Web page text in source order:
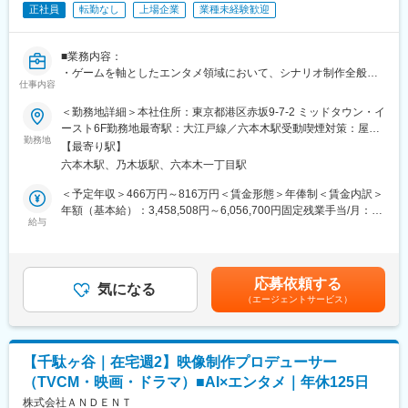
す。（別途規定あり）
【在宅勤務】
当社は出社と在宅勤務のハイブリッドな働き方を実現していま
す。特に、ゲーム開発職においてはワークステーションを自宅に
送り、遠隔で快適にゲーム開発ができる環境を整備いたしまし
一部開発職については必要に応じて出社していますが業務改善や
効率化、ミーティングの方法を工夫し、継続して在宅勤務を行っ
ている社員が多いです。
1960年設立の当社は、国内で先駆けとなったジュークボックス
「セガ1000」を皮切りに、「ソニック」「UFOキャッチャー」
なお客様の体験価値を創造し続けています。
変更の範囲：会社の定める業務
正社員 転勤なし 上場企業 業種未経験歓迎
仕事内容
■業務内容：
・ゲームを軸としたエンタメ領域において、シナリオ制作全般を
・「新しいエンターテインメントを作り続ける」をビジョンに掲
げるコロプラにおいて、シナリオ・コンセプトメイキングは最も
重要な要素のひとつです。世界観やキャラクター設定の構築か
ら、新規イベント企画の立案、追加ストーリーの執筆、スクリプ
ト化まで、お持ちのスキルに応じて幅広く携わっていただきま
す。
・シナリオディレクション・監修
・音声ディレクション
（https://pinmark.colopl.co.jp/entries/70929171?
■こんな方におすすめ：
勤務地
＜勤務地詳細＞本社住所：東京都港区赤坂9-7-2 ミッドタウン・イ
ースト6F勤務地最寄駅：大江戸線／六本木駅受動喫煙対策：屋内
全面禁煙変更の範囲：会社の定める事業所（リモートワーク含
む）
【最寄り駅】
六本木駅、乃木坂駅、六本木一丁目駅
給与
＜予定年収＞466万円～816万円＜賃金形態＞年俸制＜賃金内訳＞
年額（基本給）：3,458,508円～6,056,700円固定残業手当/月：
給与補足＞■賞与：会社業績により決算インセンティブを支給する
ことがある※固定残業手当を超える時間外労働分についての割増賃
金は追加で支給賃金はあくまでも目安の金額であり、選考を通じ
て上下する可能性があります。月給(月額)は固定手当を含めた表記
です。
気になる 応募依頼する
（エージェントサービス）
【千駄ヶ谷｜在宅週2】映像制作プロデューサー
（TVCM・映画・ドラマ）■AI×エンタメ｜年休125日
株式会社ＡＮＤＥＮＴ